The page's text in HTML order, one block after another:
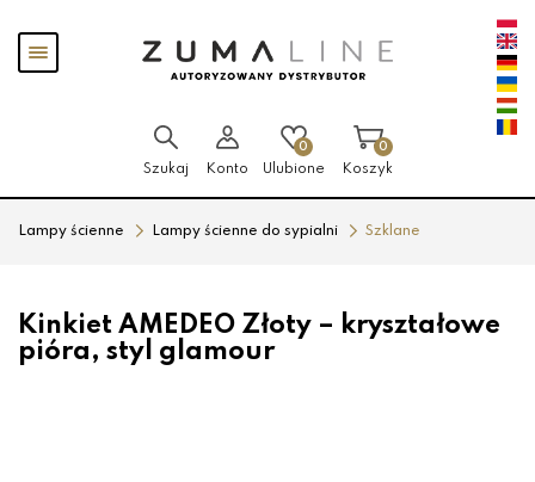
Pokaż
menu
Szukaj Konto
0
Ulubione
0
Koszyk
Lampy ścienne Lampy ścienne do sypialni Szklane
Kinkiet AMEDEO Złoty – kryształowe
pióra, styl glamour